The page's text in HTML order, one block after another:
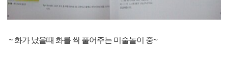
~ 화가 났을때 화를 싹 풀어주는 미술놀이 중~